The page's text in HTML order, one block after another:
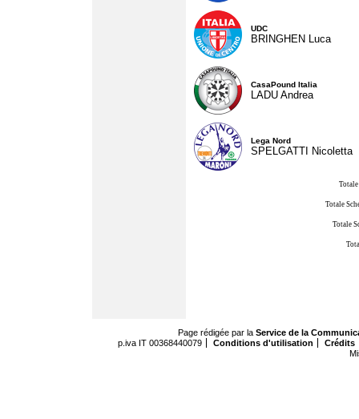
UDC
BRINGHEN Luca
CasaPound Italia
LADU Andrea
Lega Nord
SPELGATTI Nicoletta
Totale
Totale
Page rédigée par la Service de la
p.iva IT 00368440079
Conditions d'utilisation
Crédits